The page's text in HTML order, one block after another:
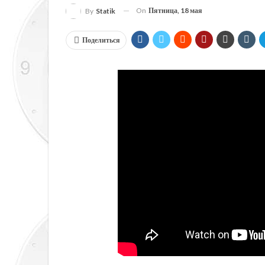
By Statik On Пятница, 18 мая
Поделиться